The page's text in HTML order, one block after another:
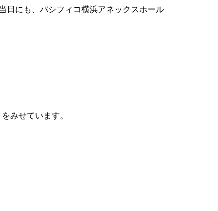
日にも、パシフィコ横浜アネックスホール
みせています。